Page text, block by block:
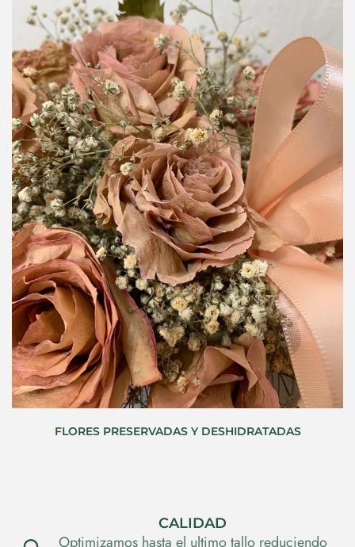
FLORES PRESERVADAS Y DESHIDRATADAS
ÚNICOS
Nuestros arreglos y diseños tienen